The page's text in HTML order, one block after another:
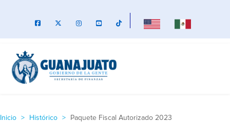
Inicio Histórico Paquete Fiscal Autorizado 2023